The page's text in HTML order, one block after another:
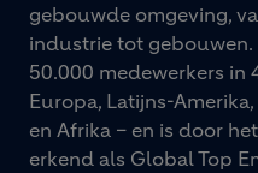
gebouwde omgeving,
industrie tot
50.000 medewerkers in
Europa, Latijns-
en Afrika – en is door
erkend als Global Top